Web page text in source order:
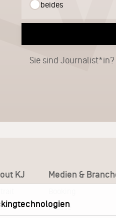
beides
Sie sind Journalist*in?
KJ Medien &
Presse